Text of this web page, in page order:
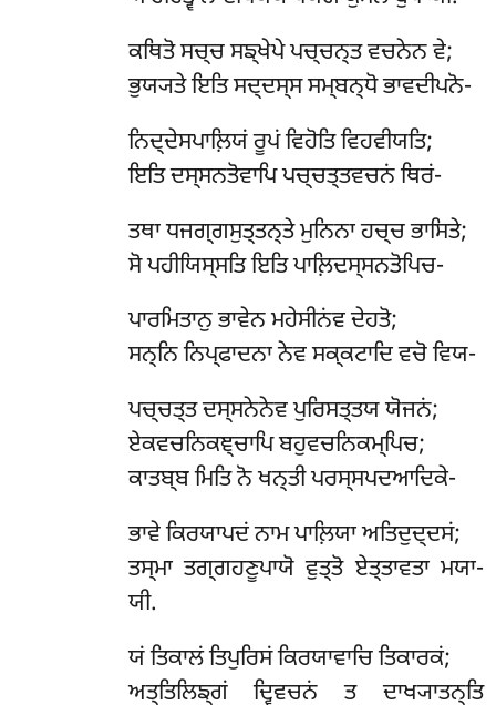
ਕਥਿਤੋਸਚ੍ਚ ਸਙ੍ਖੇਪੇ ਪਚ੍ਚਨ੍ਤ ਵਚਨੇਨ ਵੇ;
ਭੁਯ੍ਯਤੇ ਇਤਿ ਸਦ੍ਦਸ੍ਸ ਸਮ੍ਬਨ੍ਧੋ ਭਾਵਦੀਪਨੋ-
ਨਿਦ੍ਦੇਸਪਾਲ਼ਿਯਂ ਰੂਪਂ ਵਿਹੋਤਿ ਵਿਹਵੀਯਤਿ;
ਇਤਿ ਦਸ੍ਸਨਤੋਵਾਪਿ ਪਚ੍ਚਤ੍ਤਵਚਨਂ ਥਿਰਂ-
ਤਥਾ ਧਜਗ੍ਗਸੁਤ੍ਤਨ੍ਤੇ ਮੁਨਿਨਾ ਹਚ੍ਚ ਭਾਸਿਤੇ;
ਸੋ ਪਹੀਯਿਸ੍ਸਤਿ ਇਤਿ ਪਾਲ਼ਿਦਸ੍ਸਨਤੋਪਿਚ-
ਪਾਰਮਿਤਾਨੁ ਭਾਵੇਨ ਮਹੇਸੀਨਂਵ ਦੇਹਤੋ;
ਸਨ੍ਨਿ ਨਿਪ੍ਫਾਦਨਾ ਨੇਵ ਸਕ੍ਕਟਾਦਿ ਵਚੋ ਵਿਯ-
ਪਚ੍ਚਤ੍ਤ ਦਸ੍ਸਨੇਨੇਵ ਪੁਰਿਸਤ੍ਤਯ ਯੋਜਨਂ;
ਏਕਵਚਨਿਕਞ੍ਚਾਪਿ ਬਹੁਵਚਨਿਕਮ੍ਪਿਚ;
ਕਾਤਬ੍ਬ ਮਿਤਿ ਨੋ ਖਨ੍ਤੀ ਪਰਸ੍ਸਪਦਆਦਿਕੇ-
ਭਾਵੇ ਕਿਰਯਾਪਦਂ ਨਾਮ ਪਾਲ਼ਿਯਾ ਅਤਿਦੁਦ੍ਦਸਂ;
ਤਸ੍ਮਾ ਤਗ੍ਗਹਣੂਪਾਯੋ ਵੁਤ੍ਤੋ ਏਤ੍ਤਾਵਤਾ ਮਯਾ-
ਯੀ.
ਯਂਤਿਕਾਲਂ ਤਿਪੁਰਿਸਂ ਕਿਰਯਾਵਾਚਿ ਤਿਕਾਰਕਂ;
ਅਤ੍ਤਿਲਿਙ੍ਗਂ ਦ੍ਵਿਵਚਨਂ ਤ ਦਾਖ੍ਯਾਤਨ੍ਤਿ